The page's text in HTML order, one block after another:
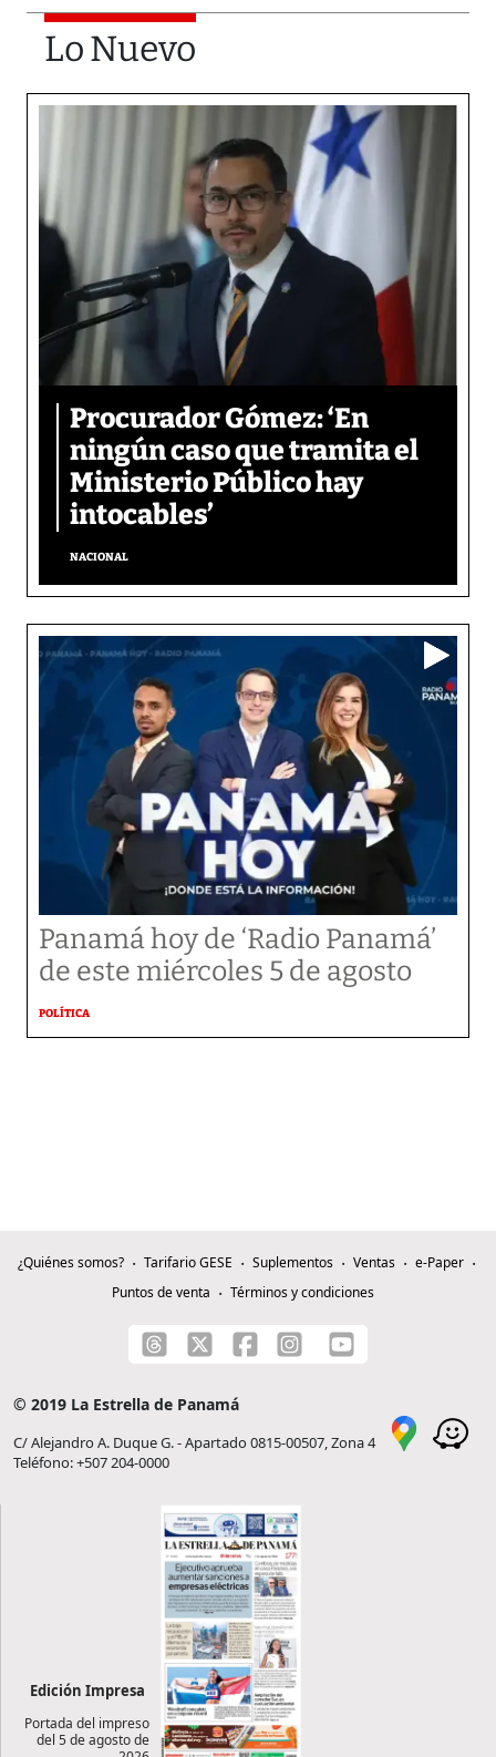
Lo Nuevo
Procurador Gómez: ‘En
ningún caso que tramita el
Ministerio Público hay
intocables’
NACIONAL
Panamá hoy de ‘Radio Panamá’
de este miércoles 5 de agosto
POLÍTICA
¿Quiénes somos? Tarifario GESE Suplementos Ventas
e-Paper
Puntos de venta
Términos y condiciones
© 2019 La Estrella de Panamá
C/ Alejandro A. Duque G. - Apartado 0815-00507, Zona 4
Teléfono: +507 204-0000
Edición Impresa
Portada del impreso
del 5 de agosto de